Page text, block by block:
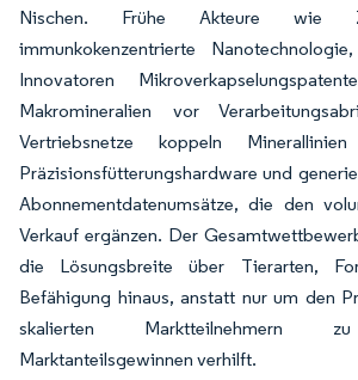
Nischen. Frühe Akteure wie
immunkokenzentrierte
Innovatoren
Makromineralien vor
Vertriebsnetze koppeln
Präzisionsfütterungshardware und
Abonnementdatenumsätze, die den
Verkauf ergänzen. Der
die Lösungsbreite über Tierarten,
Befähigung hinaus, anstatt nur um den
skalierten Marktteilnehmern zu
Marktanteilsgewinnen verhilft.